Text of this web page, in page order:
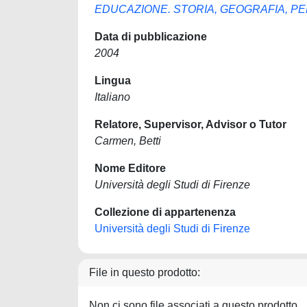
EDUCAZIONE. STORIA, GEOGRAFIA,
Data di pubblicazione
2004
Lingua
Italiano
Relatore, Supervisor, Advisor o Tutor
Carmen, Betti
Nome Editore
Università degli Studi di Firenze
Collezione di appartenenza
Università degli Studi di Firenze
File in questo prodotto: